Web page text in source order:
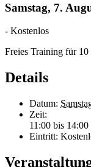
Samstag, 7.
- Kostenlos
Freies Training für
Details
Datum:
Zeit:
11:00 bis 14:00
Eintritt: